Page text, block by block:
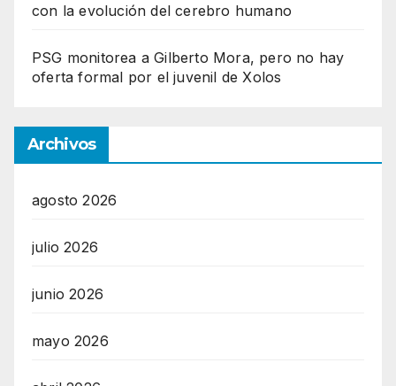
con la evolución del cerebro humano
PSG monitorea a Gilberto Mora, pero no hay
oferta formal por el juvenil de Xolos
Archivos
agosto 2026
julio 2026
junio 2026
mayo 2026